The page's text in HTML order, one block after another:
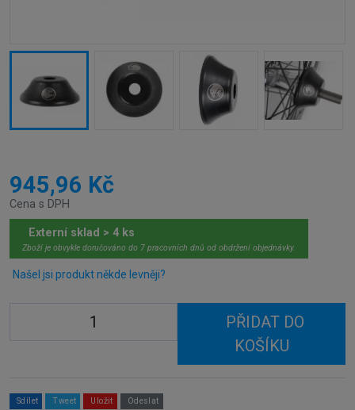
945,96 Kč
Cena s DPH
Externí sklad > 4 ks
Zboží je obvykle doručováno do 7 pracovních dnů od obdržení objednávky.
Našel jsi produkt někde levněji?
PŘIDAT DO
KOŠÍKU
Sdílet Tweet Uložit Odeslat